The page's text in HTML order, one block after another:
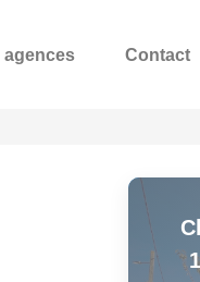
agences Contact